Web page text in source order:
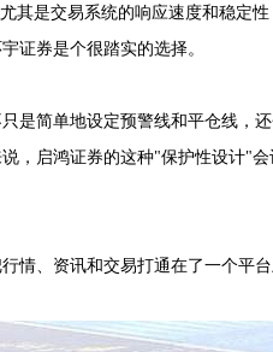
其是交易系统的响应速度和稳定
证券是个很踏实的选择。
是简单地设定预警线和平仓线，
，启鸿证券的这种"保护性设计"
情、资讯和交易打通在了一个平台